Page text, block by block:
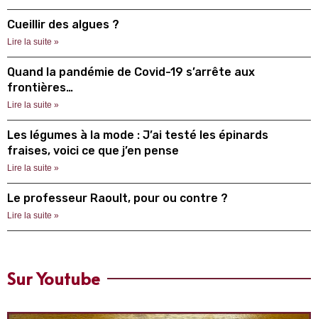
Cueillir des algues ?
Lire la suite »
Quand la pandémie de Covid-19 s’arrête aux
frontières…
Lire la suite »
Les légumes à la mode : J’ai testé les épinards
fraises, voici ce que j’en pense
Lire la suite »
Le professeur Raoult, pour ou contre ?
Lire la suite »
Sur Youtube